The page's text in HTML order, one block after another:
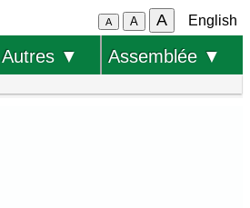
A A A English
Autres ▼ Assemblée ▼